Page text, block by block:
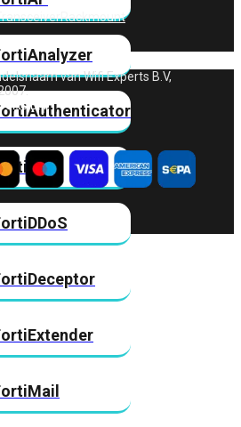
Rackmount
van Wifi Experts B.V,
B.V.